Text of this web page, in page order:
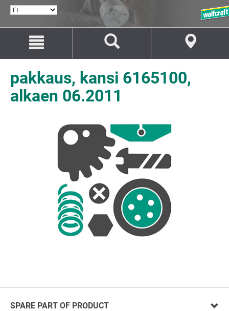
sisältöön
navigaatioon
pakkaus, kansi 6165100,
alkaen 06.2011
SPARE PART OF PRODUCT